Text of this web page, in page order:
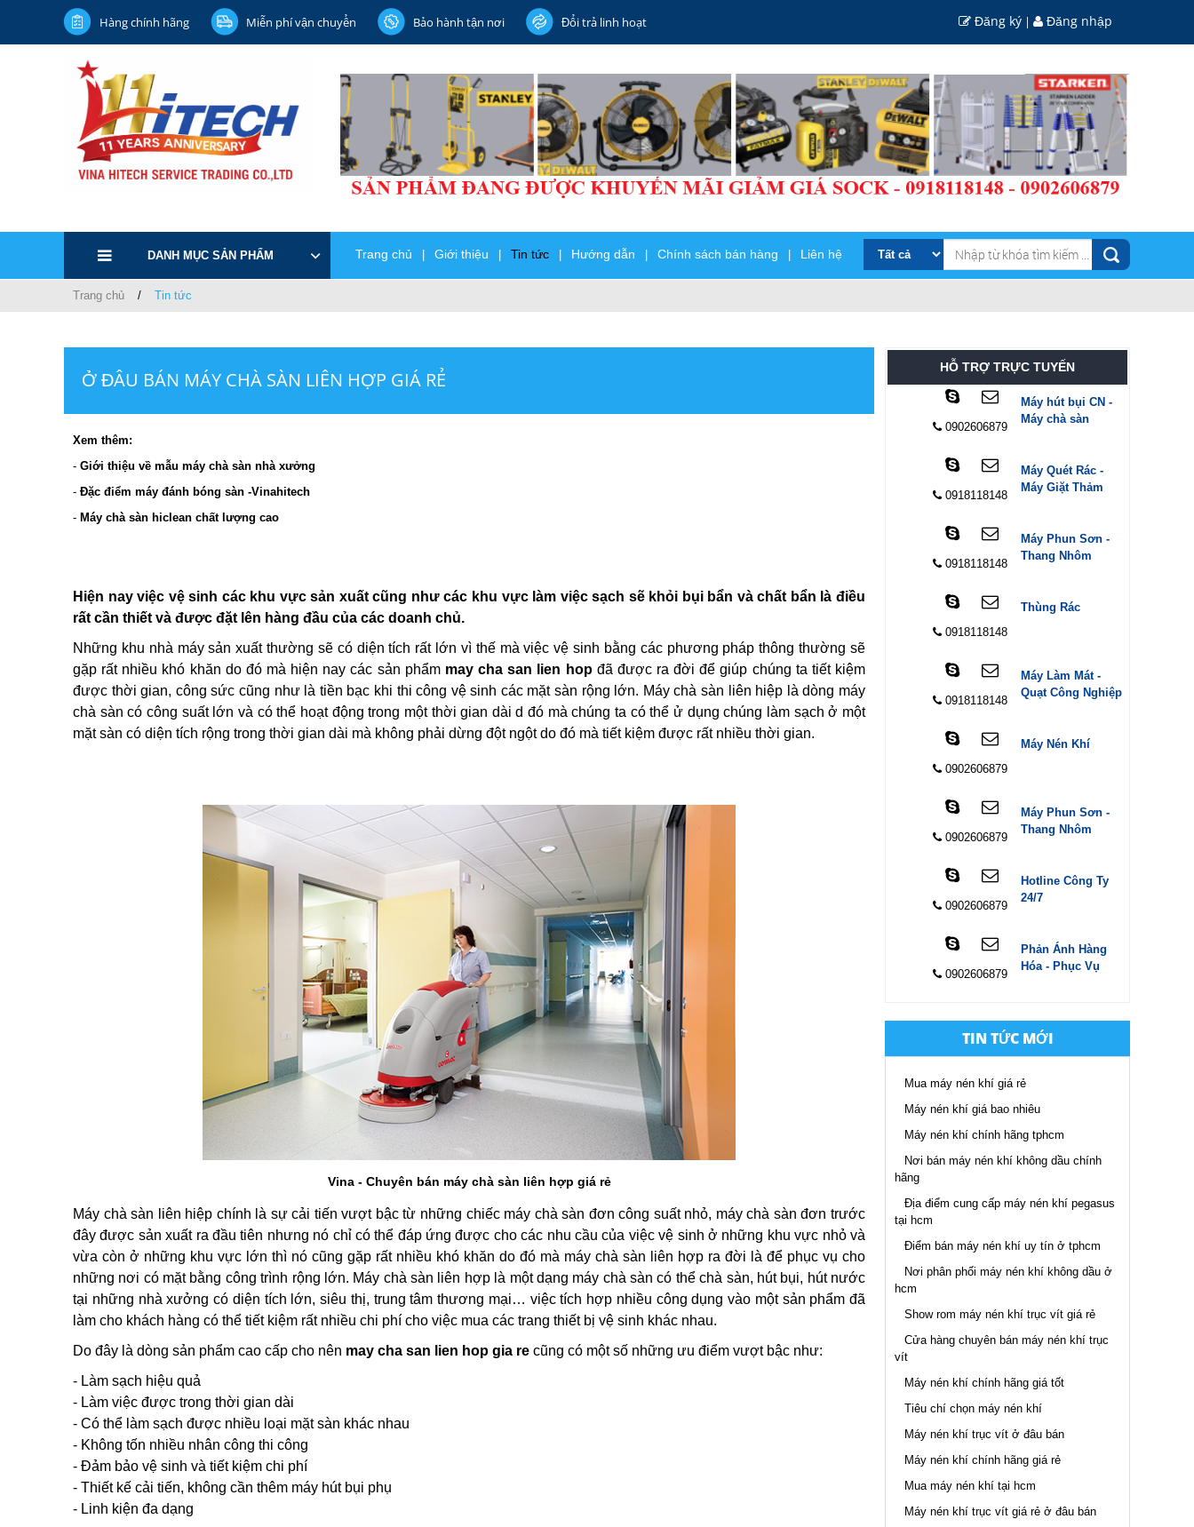
Hàng chính hãng Miễn phí vận chuyển Bảo hành tận nơi Đổi trả linh hoạt Đăng ký | Đăng nhập
DANH MỤC SẢN PHẨM Trang chủ Giới thiệu Tin tức Hướng dẫn Chính sách bán hàng Liên hệ
Trang chủ Tin tức
Ở ĐÂU BÁN MÁY CHÀ SÀN LIÊN HỢP GIÁ RẺ
Xem thêm:
- Giới thiệu về mẫu máy chà sàn nhà xưởng
- Đặc điểm máy đánh bóng sàn -Vinahitech
- Máy chà sàn hiclean chất lượng cao
Hiện nay việc vệ sinh các khu vực sản xuất cũng như các khu vực làm việc sạch sẽ khỏi bụi bẩn và chất bẩn là điều
rất cần thiết và được đặt lên hàng đầu của các doanh chủ.
Những khu nhà máy sản xuất thường sẽ có diện tích rất lớn vì thế mà việc vệ sinh bằng các phương pháp thông thường sẽ
gặp rất nhiều khó khăn do đó mà hiện nay các sản phẩm may cha san lien hopđã được ra đời để giúp chúng ta tiết kiệm
được thời gian, công sức cũng như là tiền bạc khi thi công vệ sinh các mặt sàn rộng lớn. Máy chà sàn liên hiệp là dòng máy
chà sàn có công suất lớn và có thể hoạt động trong một thời gian dài d đó mà chúng ta có thể ử dụng chúng làm sạch ở một
mặt sàn có diện tích rộng trong thời gian dài mà không phải dừng đột ngột do đó mà tiết kiệm được rất nhiều thời gian.
Vina - Chuyên bán máy chà sàn liên hợp giá rẻ
Máy chà sàn liên hiệp chính là sự cải tiến vượt bậc từ những chiếc máy chà sàn đơn công suất nhỏ, máy chà sàn đơn trước
đây được sản xuất ra đầu tiên nhưng nó chỉ có thể đáp ứng được cho các nhu cầu của việc vệ sinh ở những khu vực nhỏ và
vừa còn ở những khu vực lớn thì nó cũng gặp rất nhiều khó khăn do đó mà máy chà sàn liên hợp ra đời là để phục vụ cho
những nơi có mặt bằng công trình rộng lớn. Máy chà sàn liên hợp là một dạng máy chà sàn có thể chà sàn, hút bụi, hút nước
tại những nhà xưởng có diện tích lớn, siêu thị, trung tâm thương mại… việc tích hợp nhiều công dụng vào một sản phẩm đã
làm cho khách hàng có thể tiết kiệm rất nhiều chi phí cho việc mua các trang thiết bị vệ sinh khác nhau.
Do đây là dòng sản phẩm cao cấp cho nên may cha san lien hop gia re cũng có một số những ưu điểm vượt bậc như:
- Làm sạch hiệu quả
- Làm việc được trong thời gian dài
- Có thể làm sạch được nhiều loại mặt sàn khác nhau
- Không tốn nhiều nhân công thi công
- Đảm bảo vệ sinh và tiết kiệm chi phí
- Thiết kế cải tiến, không cần thêm máy hút bụi phụ
- Linh kiện đa dạng
HỖ TRỢ TRỰC TUYẾN
0902606879
Máy hút bụi CN -
Máy chà sàn
0918118148
Máy Quét Rác -
Máy Giặt Thảm
0918118148
Máy Phun Sơn -
Thang Nhôm
0918118148
Thùng Rác
0918118148
Máy Làm Mát -
Quạt Công Nghiệp
0902606879
Máy Nén Khí
0902606879
Máy Phun Sơn -
Thang Nhôm
0902606879
Hotline Công Ty
24/7
0902606879
Phản Ánh Hàng
Hóa - Phục Vụ
TIN TỨC MỚI
Mua máy nén khí giá rẻ
Máy nén khí giá bao nhiêu
Máy nén khí chính hãng tphcm
Nơi bán máy nén khí không dầu chính
hãng
Địa điểm cung cấp máy nén khí pegasus
tại hcm
Điểm bán máy nén khí uy tín ở tphcm
Nơi phân phối máy nén khí không dầu ở
hcm
Show rom máy nén khí trục vít giá rẻ
Cửa hàng chuyên bán máy nén khí trục
vít
Máy nén khí chính hãng giá tốt
Tiêu chí chọn máy nén khí
Máy nén khí trục vít ở đâu bán
Máy nén khí chính hãng giá rẻ
Mua máy nén khí tại hcm
Máy nén khí trục vít giá rẻ ở đâu bán